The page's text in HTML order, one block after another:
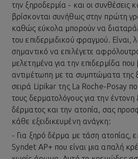
την ξηροδερμία - και οι συνθέσεις
βρίσκονται συνήθως στην πρώτη
καθώς εύκολα μπορούν να
του επιδερμιδικού φραγμού. Είναι,
σημαντικό να επιλέγετε
μελετημένα για την επιδερμίδα που
αντιμέτωπη με τα συμπτώματα της
σειρά Lipikar της La Roche-Posay
τους δερματολόγους για την έντονη
δέρματος και την ατοπία, σας
κάθε εξειδικευμένη ανάγκη:
- Για ξηρό δέρμα με τάση ατοπίας,
Syndet AP+ που είναι μια απαλή